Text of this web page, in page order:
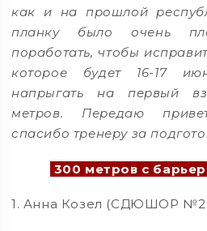
как и на прошлой
планку было очень
поработать, чтобы
которое будет 16-17
напрыгать на первый
метров. Передаю
спасибо тренеру за
300 метров с
1. Анна Козел (СДЮШОР №2